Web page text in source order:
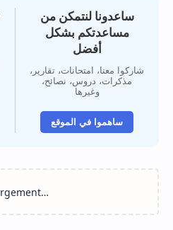
ساعدونا لنتمكن من
مساعدتكم بشكل
أفضل
شاركوا معنا، امتحانات، تقارير،
مذكرات، دروس، نصائح،
وغيرها
ساهموا في الموقع